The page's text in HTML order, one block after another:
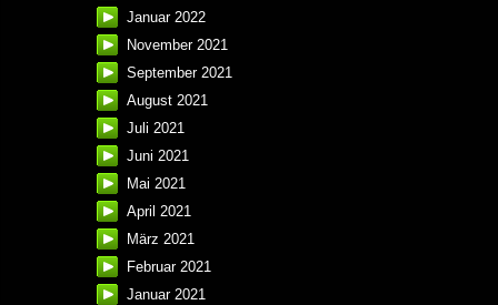
Januar 2022
November 2021
September 2021
August 2021
Juli 2021
Juni 2021
Mai 2021
April 2021
März 2021
Februar 2021
Januar 2021